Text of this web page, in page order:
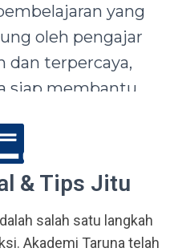
yang
oleh pengajar
dan terpercaya,
siap membantu
menjadi Taruna,
prajurit terbaik
& Tips Jitu
salah satu langkah
Akademi Taruna telah